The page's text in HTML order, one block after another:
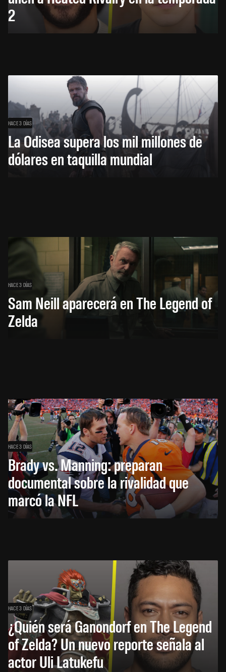
2
HACE 3 DÍAS
La Odisea supera los mil millones de
dólares en taquilla mundial
HACE 3 DÍAS
Sam Neill aparecerá en The Legend of
Zelda
HACE 3 DÍAS
Brady vs. Manning: preparan
documental sobre la rivalidad que
marcó la NFL
HACE 3 DÍAS
¿Quién será Ganondorf en The Legend
of Zelda? Un nuevo reporte señala al
actor Uli Latukefu